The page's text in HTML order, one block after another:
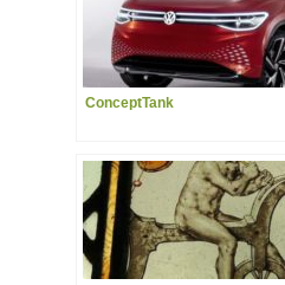
ConceptTank